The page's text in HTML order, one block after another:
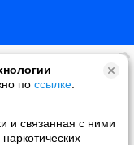
по ссылке
и связанная с ними